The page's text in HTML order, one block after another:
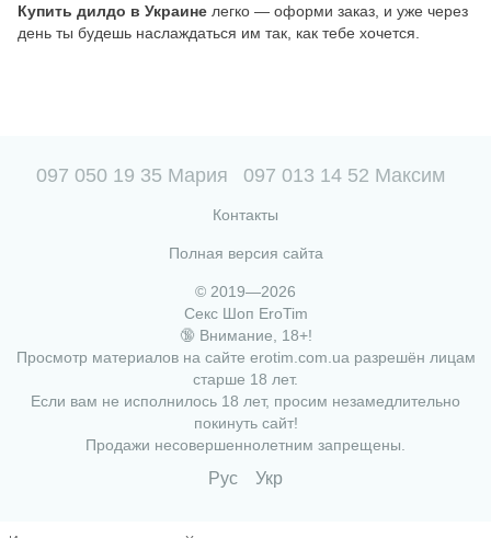
Купить дилдо в Украине легко — оформи заказ, и уже через
день ты будешь наслаждаться им так, как тебе хочется.
097 050 19 35 Мария 097 013 14 52 Максим
Контакты
Полная версия сайта
© 2019—2026
Секс Шоп EroTim
🔞 Внимание, 18+!
Просмотр материалов на сайте erotim.com.ua разрешён лицам
старше 18 лет.
Если вам не исполнилось 18 лет, просим незамедлительно
покинуть сайт!
Продажи несовершеннолетним запрещены.
Рус Укр